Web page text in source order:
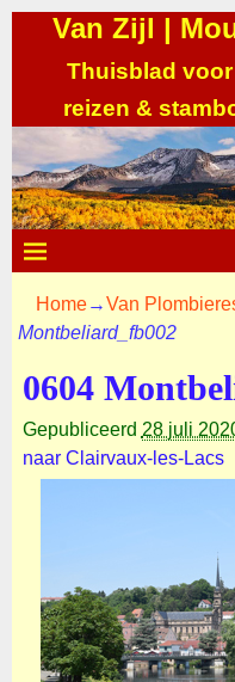
Van Zijl |
Thuisblad
reizen &
Home→Van
Montbeliard_fb002
0604
Gepubliceerd 28 juli
naar Clairvaux-les-Lacs